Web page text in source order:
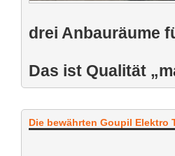
drei Anbauräume
Das ist Qualität
Die bewährten Goupil Elektro